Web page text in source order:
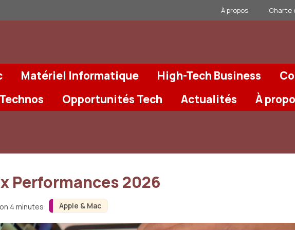
À propos Charte
Matériel Informatique High-Tech Business
Opportunités Tech Actualités À
Apple & Mac
Performances 2026
4 minutes